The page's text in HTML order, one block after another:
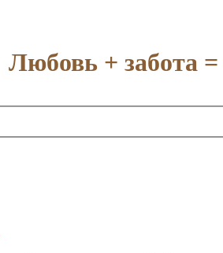
Любовь + забота